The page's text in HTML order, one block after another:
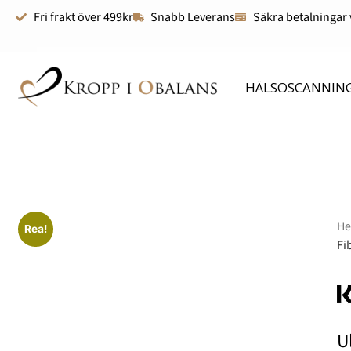
Fri frakt över 499kr Snabb Leverans Säkra betalningar
Rea!